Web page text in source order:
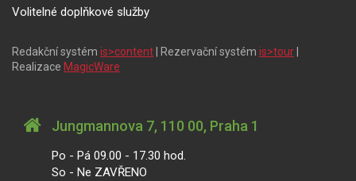
Volitelné doplňkové služby
Redakční systém is>content | Rezervační systém is>tour
Realizace MagicWare
Jungmannova 7, 110 00, Praha 1
Po - Pá 09.00 - 17.30 hod.
So - Ne ZAVŘENO